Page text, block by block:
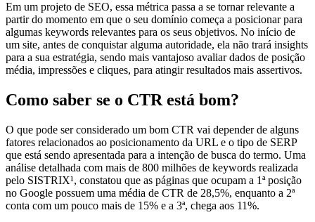
Em um projeto de SEO, essa métrica passa a se tornar relevante a
partir do momento em que o seu domínio começa a posicionar para
algumas keywords relevantes para os seus objetivos. No início de
um site, antes de conquistar alguma autoridade, ela não trará insights
para a sua estratégia, sendo mais vantajoso avaliar dados de posição
média, impressões e cliques, para atingir resultados mais assertivos.
Como saber se o CTR está bom?
O que pode ser considerado um bom CTR vai depender de alguns
fatores relacionados ao posicionamento da URL e o tipo de SERP
que está sendo apresentada para a intenção de busca do termo. Uma
análise detalhada com mais de 800 milhões de keywords realizada
pelo SISTRIX¹, constatou que as páginas que ocupam a 1ª posição
no Google possuem uma média de CTR de 28,5%, enquanto a 2ª
conta com um pouco mais de 15% e a 3ª, chega aos 11%.